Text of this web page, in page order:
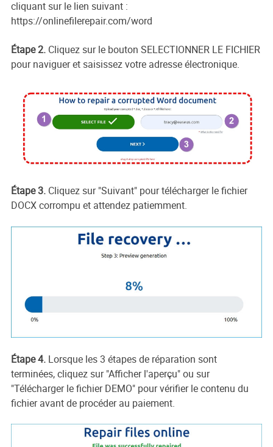
cliquant sur le lien suivant :
https://onlinefilerepair.com/word
Étape 2. Cliquez sur le bouton SELECTIONNER LE FICHIER
pour naviguer et saisissez votre adresse électronique.
Étape 3. Cliquez sur "Suivant" pour télécharger le fichier
DOCX corrompu et attendez patiemment.
Étape 4.Lorsque les 3 étapes de réparation sont
terminées, cliquez sur "Afficher l'aperçu" ou sur
"Télécharger le fichier DEMO" pour vérifier le contenu du
fichier avant de procéder au paiement.